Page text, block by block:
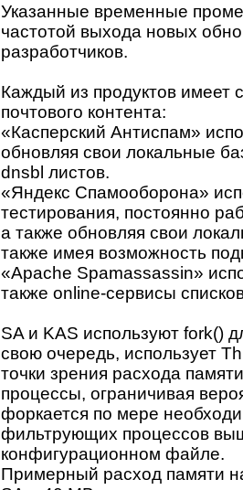
Указанные временные
частотой выхода новых
разработчиков.
Каждый из продуктов имеет
почтового контента:
«Касперский Антиспам»
обновляя свои локальные
dnsbl листов.
«Яндекс Спамооборона»
тестирования, постоянно
а также обновляя свои
также имея возможность
«Apache Spamassassin»
также online-сервисы
SA и KAS используют fork()
свою очередь, использует
точки зрения расхода
процессы, ограничивая
форкается по мере
фильтрующих процессов
конфигурационном файле.
Примерный расход памяти